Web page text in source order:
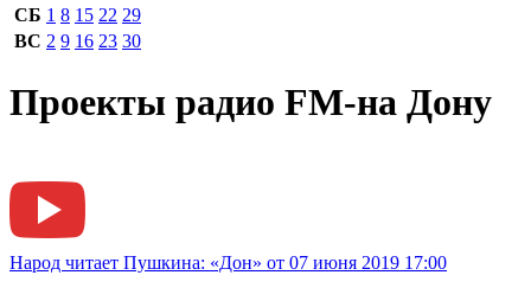
СБ 1 8 15 22 29
ВС 2 9 16 23 30
Проекты радио FM-на Дону
Народ читает Пушкина: «Дон» от 07 июня 2019 17:00